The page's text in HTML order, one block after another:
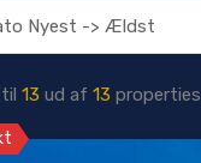
til 13 ud af 13 properties
Nyest -> Ældst